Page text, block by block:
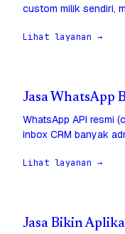
custom milik sendiri,
Lihat layanan →
Jasa WhatsApp
WhatsApp API resmi
inbox CRM banyak
Lihat layanan →
Jasa Bikin